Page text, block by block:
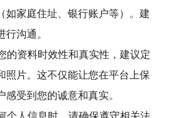
如家庭住址、银行账户等）。建
沟通。
资料时效性和真实性，建议定
照片。这不仅能让您在平台上保
受到您的诚意和真实。
人信息时，请确保遵守相关法